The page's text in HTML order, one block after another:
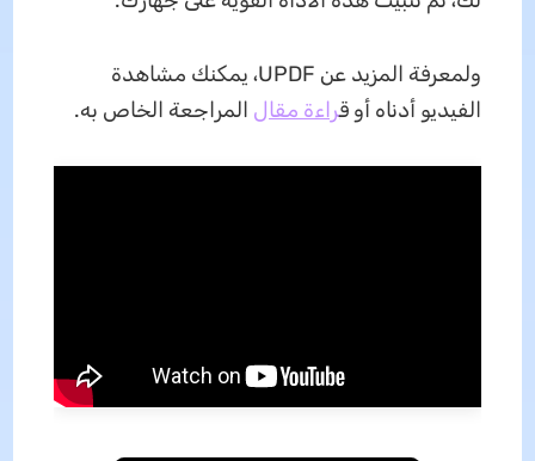
ولمعرفة المزيد عن UPDF، يمكنك مشاهدة
الفيديو أدناه أو قراءة مقال المراجعة الخاص به.